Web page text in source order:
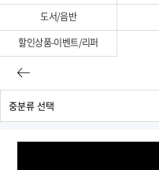
도서/음반
할인상품-이벤트/리퍼